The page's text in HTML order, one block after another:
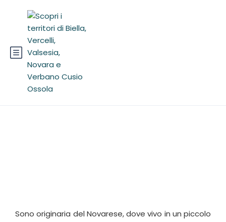
Sono originaria del Novarese, dove vivo in un piccolo